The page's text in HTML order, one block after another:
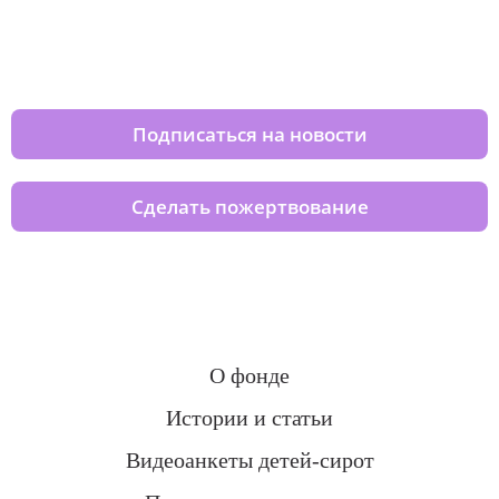
Подписаться на новости
Сделать пожертвование
О фонде
Истории и статьи
Видеоанкеты детей-сирот